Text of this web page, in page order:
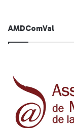
AMDComVal